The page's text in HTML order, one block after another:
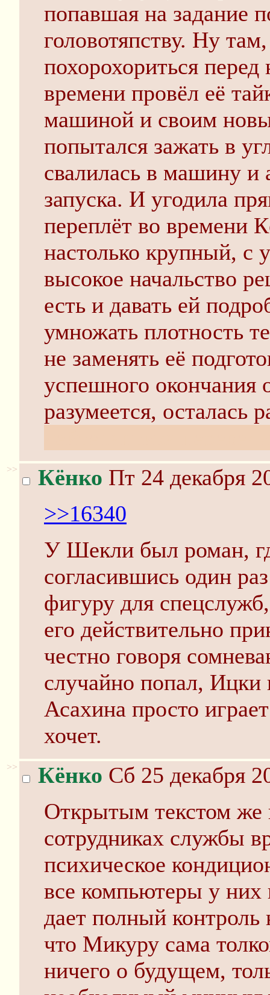
попавшая на задание
головотяпству. Ну
похорохориться
времени провёл её
машиной и своим
попытался зажать в
свалилась в машину и
запуска. И угодила
переплёт во времени
настолько крупный, с
высокое начальство
есть и давать ей
умножать плотность
не заменять её
успешного окончания
разумеется, осталась
>> Кёнко Пт 24 декабря
>>16340
У Шекли был роман,
согласившись один
фигуру для
его действительно
честно говоря
случайно попал, Ицки
Асахина просто
хочет.
>> Кёнко Сб 25 декабря
Открытым текстом же
сотрудниках службы
психическое
все компьютеры у них
дает полный
что Микуру сама
ничего о будущем,